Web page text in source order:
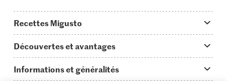
Recettes Migusto
Idées de menus
Découvertes et avantages
Informations et généralités